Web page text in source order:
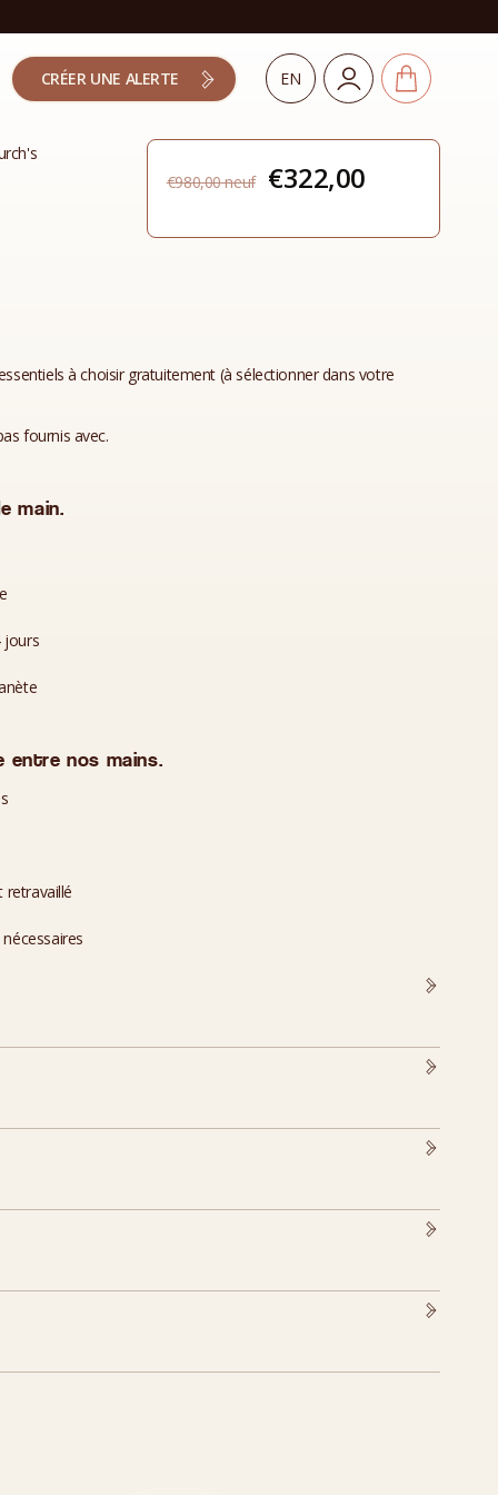
CRÉER UNE ALERTE EN
à choisir gratuitement (à sélectionner dans votre
fournis avec.
main.
jours
entre nos mains.
retravaillé
€980,00
Le
initial
€322,00
actuel